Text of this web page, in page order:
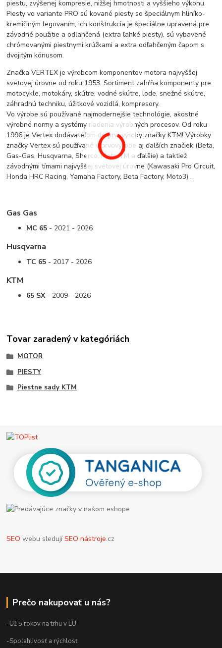
piestu, zvýšenej kompresie, nižšej hmotnosti a vyššieho výkonu.
Piesty vo variante PRO sú kované piesty so špeciálnym hliníko-
kremičiným legovaním, ich konštrukcia je špeciálne upravená pre
závodné použitie a odľahčená (extra ľahké piesty), sú vybavené
chrómovanými piestnymi krúžkami a extra odľahčeným čapom s
dvojitým kónusom.
Značka VERTEX je výrobcom komponentov motora najvyššej
svetovej úrovne od roku 1953. Sortiment zahŕňa komponenty pre
motocykle, motokáry, skútre, vodné skútre, lode, snežné skútre,
záhradnú techniku, úžitkové vozidlá, kompresory.
Vo výrobe sú používané najmodernejšie technológie, akostné
výrobné normy a systémy riadenia výrobných procesov. Od roku
1996 je Vertex dodávateľom do prvovýroby značky KTM! Výrobky
značky Vertex sú používané v prvovýrobe aj ďalších značiek (Beta,
Gas-Gas, Husqvarna, Sherco, Moto TM a ďalšie) a taktiež
závodnými tímami najvyššej svetovej úrovne (Kawasaki Pro Circuit,
Honda HRC Racing, Yamaha Factory, Beta Factory, Moto3) .
Gas Gas
MC 65 - 2021 - 2026
Husqvarna
TC 65 - 2017 - 2026
KTM
65 SX- 2009 - 2026
Tovar zaradený v kategóriách
MOTOR
PIESTY
Piestne sady KTM
SEO webu sledujíSEO nástroje.cz
Prečo nakupovať u nás?
-Už 5 rokov na trhu v EU
-Spoľahlivosť a rýchlosť